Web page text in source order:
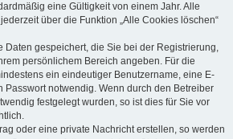
eine Gültigkeit von einem Jahr. Alle
über die Funktion „Alle Cookies löschen“
Daten gespeichert, die Sie bei der Registrierung,
persönlichem Bereich angeben. Für die
ein eindeutiger Benutzername, eine E-
Passwort notwendig. Wenn durch den Betreiber
festgelegt wurden, so ist dies für Sie vor
oder eine private Nachricht erstellen, so werden